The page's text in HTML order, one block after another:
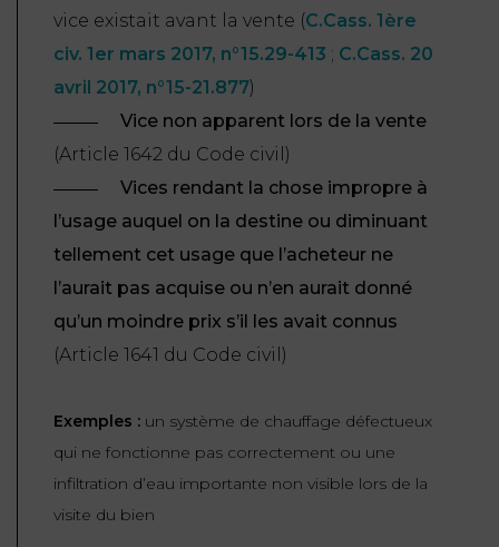
FONCTION
PUBLIQUE
DES
ÉTRANGERS
L’IMMIGRATION
DE
vice existait avant la vente (C.Cass. 1ère
civ. 1er mars 2017, n°15.29-413 ; C.Cass. 20
avril 2017, n°15-21.877)
Vice non apparent lors de la vente
(Article 1642 du Code civil )
Vices rendant la chose impropre à
l’usage auquel on la destine ou diminuant
tellement cet usage que l’acheteur ne
l’aurait pas acquise ou n’en aurait donné
qu’un moindre prix s’il les avait connus
(Article 1641 du Code civil )
Exemples : un système de chauffage défectueux
qui ne fonctionne pas correctement ou une
infiltration d’eau importante non visible lors de la
visite du bien